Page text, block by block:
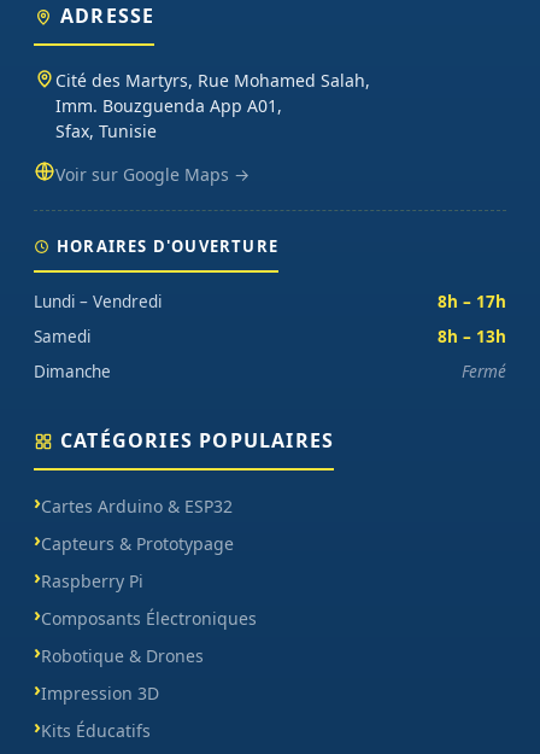
ADRESSE
Cité des Martyrs, Rue Mohamed Salah,
Imm. Bouzguenda App A01,
Sfax, Tunisie
Voir sur Google Maps →
HORAIRES D'OUVERTURE
Lundi – Vendredi
8h – 17h
Samedi
8h – 13h
Dimanche
Fermé
CATÉGORIES POPULAIRES
Cartes Arduino & ESP32
Capteurs & Prototypage
Raspberry Pi
Composants Électroniques
Robotique & Drones
Impression 3D
Kits Éducatifs